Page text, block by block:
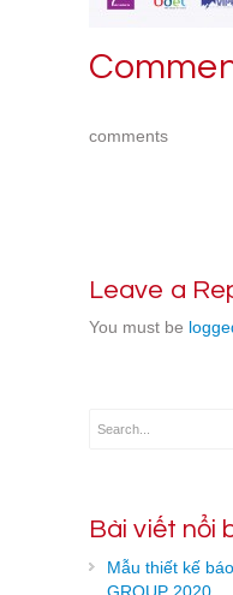
comments
Leave a
You must be
Bài viết nổi
Mẫu thiết kế
GROUP 2020